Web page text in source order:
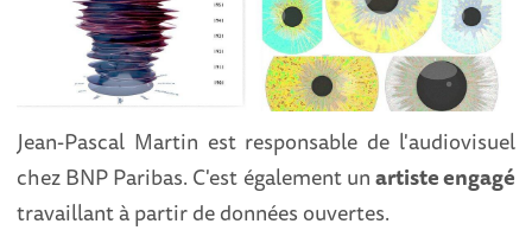
Jean-Pascal Martin est responsable de l'audiovisuel
chez BNP Paribas. C'est également unartiste engagé
travaillant à partir de données ouvertes.